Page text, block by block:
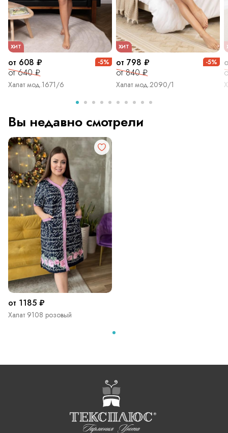
ХИТ
от 608 ₽
от 640 ₽
-5%
Халат мод.1671/6
ХИТ
от 798 ₽
от 840 ₽
-5%
Халат мод.2090/1
Вы недавно смотрели
от 1185 ₽
Халат 9108 розовый